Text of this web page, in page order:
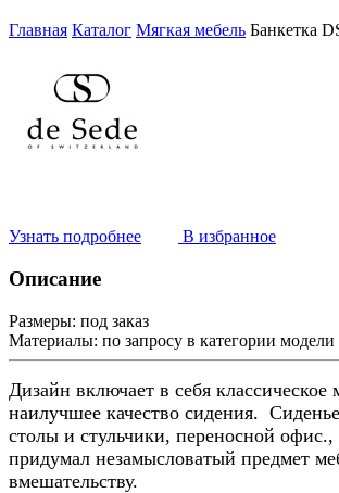
Главная Каталог Мягкая мебель Банкетка
Узнать подробнее В избранное
Описание
Размеры: под заказ
Материалы: по запросу в категории модели
Дизайн включает в себя
наилучшее качество сидения.
столы и стульчики, переносной
придумал незамысловатый предмет
вмешательству.